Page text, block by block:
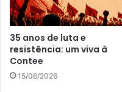
35 anos de luta e
resistência: um viva à
Contee
15/06/2026